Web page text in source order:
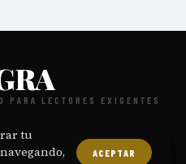
LECTORES EXIGENTES
· COOKIES
derechos reservados.
tu
ACEPTAR